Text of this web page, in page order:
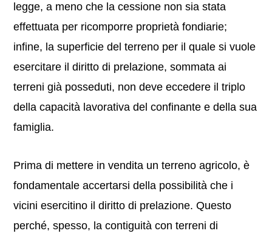
legge, a meno che la cessione non sia stata
effettuata per ricomporre proprietà fondiarie;
infine, la superficie del terreno per il quale si vuole
esercitare il diritto di prelazione, sommata ai
terreni già posseduti, non deve eccedere il triplo
della capacità lavorativa del confinante e della sua
famiglia.
Prima di mettere in vendita un terreno agricolo, è
fondamentale accertarsi della possibilità che i
vicini esercitino il diritto di prelazione. Questo
perché, spesso, la contiguità con terreni di